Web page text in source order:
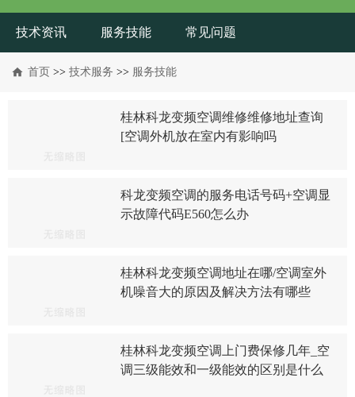
技术资讯 服务技能 常见问题
首页 >> 技术服务 >> 服务技能
桂林科龙变频空调维修维修地址查询
[空调外机放在室内有影响吗
科龙变频空调的服务电话号码+空调显
示故障代码E560怎么办
桂林科龙变频空调地址在哪/空调室外
机噪音大的原因及解决方法有哪些
桂林科龙变频空调上门费保修几年_空
调三级能效和一级能效的区别是什么